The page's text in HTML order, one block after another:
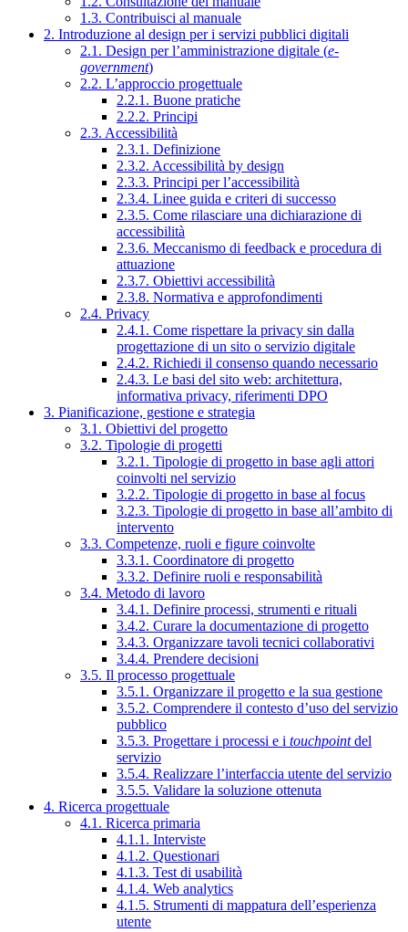
1.3. Contribuisci al manuale
2. Introduzione al design per i servizi pubblici digitali
2.1. Design per l’amministrazione digitale (e-
government)
2.2. L’approccio progettuale
2.2.1. Buone pratiche
2.2.2. Principi
2.3. Accessibilità
2.3.1. Definizione
2.3.2. Accessibilità by design
2.3.3. Principi per l’accessibilità
2.3.4. Linee guida e criteri di successo
2.3.5. Come rilasciare una dichiarazione di
accessibilità
2.3.6. Meccanismo di feedback e procedura di
attuazione
2.3.7. Obiettivi accessibilità
2.3.8. Normativa e approfondimenti
2.4. Privacy
2.4.1. Come rispettare la privacy sin dalla
progettazione di un sito o servizio digitale
2.4.2. Richiedi il consenso quando necessario
2.4.3. Le basi del sito web: architettura,
informativa privacy, riferimenti DPO
3. Pianificazione, gestione e strategia
3.1. Obiettivi del progetto
3.2. Tipologie di progetti
3.2.1. Tipologie di progetto in base agli attori
coinvolti nel servizio
3.2.2. Tipologie di progetto in base al focus
3.2.3. Tipologie di progetto in base all’ambito di
intervento
3.3. Competenze, ruoli e figure coinvolte
3.3.1. Coordinatore di progetto
3.3.2. Definire ruoli e responsabilità
3.4. Metodo di lavoro
3.4.1. Definire processi, strumenti e rituali
3.4.2. Curare la documentazione di progetto
3.4.3. Organizzare tavoli tecnici collaborativi
3.4.4. Prendere decisioni
3.5. Il processo progettuale
3.5.1. Organizzare il progetto e la sua gestione
3.5.2. Comprendere il contesto d’uso del servizio
pubblico
3.5.3. Progettare i processi e i touchpointdel
servizio
3.5.4. Realizzare l’interfaccia utente del servizio
3.5.5. Validare la soluzione ottenuta
4. Ricerca progettuale
4.1. Ricerca primaria
4.1.1. Interviste
4.1.2. Questionari
4.1.3. Test di usabilità
4.1.4. Web analytics
4.1.5. Strumenti di mappatura dell’esperienza
utente